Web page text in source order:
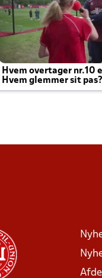
Hvem overtager nr.10
Hvem glemmer sit
Joachim altid til efter